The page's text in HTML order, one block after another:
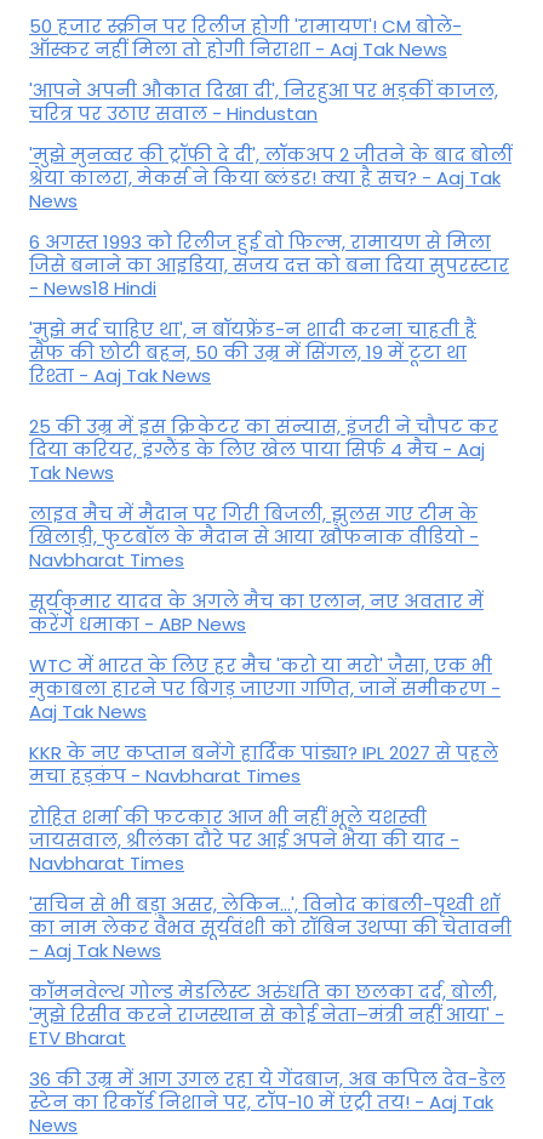
50 हजार स्क्रीन पर रिलीज होगी 'रामायण'! CM बोले-
ऑस्कर नहीं मिला तो होगी निराशा - Aaj Tak News
'आपने अपनी औकात दिखा दी', निरहुआ पर भड़कीं काजल,
चरित्र पर उठाए सवाल - Hindustan
'मुझे मुनव्वर की ट्रॉफी दे दी', लॉकअप 2 जीतने के बाद बोलीं
श्रेया कालरा, मेकर्स ने किया ब्लंडर! क्या है सच? - Aaj Tak
News
6 अगस्त 1993 को रिलीज हुई वो फिल्म, रामायण से मिला
जिसे बनाने का आइडिया, संजय दत्त को बना दिया सुपरस्टार
- News18 Hindi
'मुझे मर्द चाहिए था', न बॉयफ्रेंड-न शादी करना चाहती हैं
सैफ की छोटी बहन, 50 की उम्र में सिंगल, 19 में टूटा था
रिश्ता - Aaj Tak News
25 की उम्र में इस क्रिकेटर का संन्यास, इंजरी ने चौपट कर
दिया करियर, इंग्लैंड के लिए खेल पाया सिर्फ 4 मैच - Aaj
Tak News
लाइव मैच में मैदान पर गिरी बिजली, झुलस गए टीम के
खिलाड़ी, फुटबॉल के मैदान से आया खौफनाक वीडियो -
Navbharat Times
सूर्यकुमार यादव के अगले मैच का एलान, नए अवतार में
करेंगे धमाका - ABP News
WTC में भारत के लिए हर मैच 'करो या मरो' जैसा, एक भी
मुकाबला हारने पर बिगड़ जाएगा गण‍ित, जानें समीकरण -
Aaj Tak News
KKR के नए कप्तान बनेंगे हार्दिक पांड्या? IPL 2027 से पहले
मचा हड़कंप - Navbharat Times
रोहित शर्मा की फटकार आज भी नहीं भूले यशस्वी
जायसवाल, श्रीलंका दौरे पर आई अपने भैया की याद -
Navbharat Times
'सचिन से भी बड़ा असर, लेकिन...', व‍िनोद कांबली-पृथ्वी शॉ
का नाम लेकर वैभव सूर्यवंशी को रॉबिन उथप्पा की चेतावनी
- Aaj Tak News
कॉमनवेल्थ गोल्ड मे​डलिस्ट अरुंधति का छलका दर्द, बोली,
'मुझे रिसीव करने राजस्थान से कोई नेता–मंत्री नहीं आया' -
ETV Bharat
36 की उम्र में आग उगल रहा ये गेंदबाज, अब कपिल देव-डेल
स्टेन का रिकॉर्ड निशाने पर, टॉप-10 में एंट्री तय! - Aaj Tak
News